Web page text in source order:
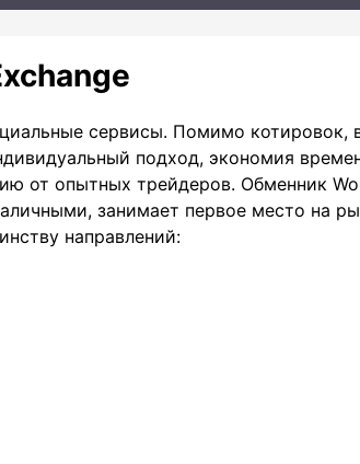
сервисы. Помимо котировок,
подход, экономия
от опытных трейдеров. Обменник
занимает первое место на
направлений: